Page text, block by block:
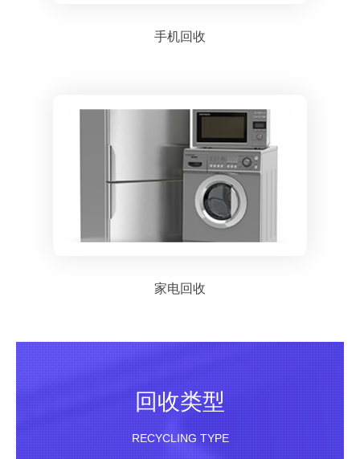
手机回收
家电回收
回收类型
RECYCLING TYPE